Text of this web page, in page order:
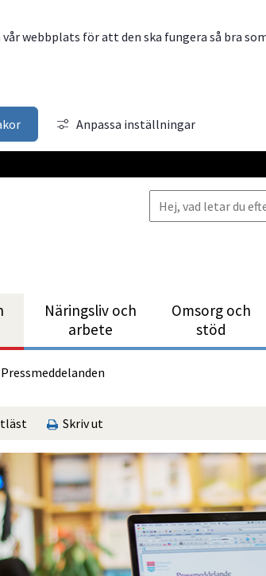
webbplats för att den ska fungera så bra
Anpassa inställningar
Närings­liv och
arbete
Omsorg och
stöd
Press­med­delan­den
Skriv ut